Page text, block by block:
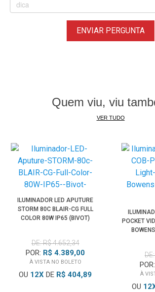
proprietária da marca para anexar
Zhiyun, como o Mini Refletor incluído que
da luz. O acessório também é compatível
Ampla Compatibilidade
Para maior comodidade, o Iluminador
Iluminação
(disponíveis separadamente)
rosca fêmea de 1/4"-20 amplamente
Obs. O "Modo Live" não está disponível
alimentada pela interface USB-C ou pelo
Imagens Ilustrativas.
ENVIAR PERGUNTA
Quem viu, viu
VER TUDO
ILUMINADOR LED APUTURE
STORM 80C BLAIR-CG FULL
COLOR 80W IP65 (BIVOT)
DE: R$ 4.652,34
POR: R$ 4.389,00
À VISTA NO BOLETO
OU 12X DE R$ 404,89
POCKET
POR:
À
OU 12